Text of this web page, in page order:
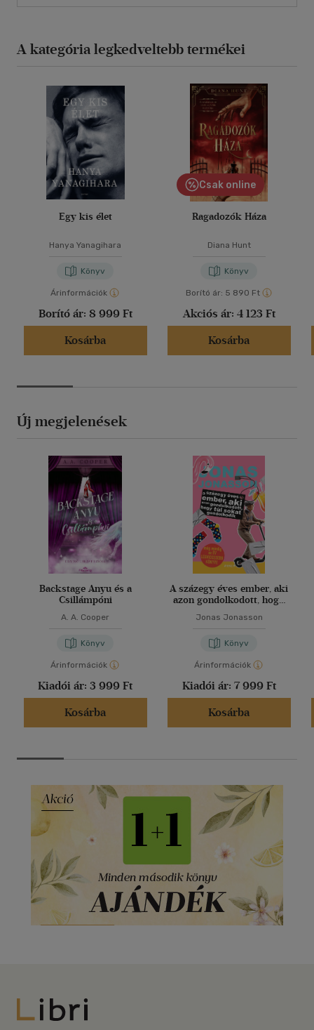
A kategória legkedveltebb termékei
Egy kis élet
Hanya Yanagihara
Könyv
Árinformációk
Borító ár: 8 999 Ft
Kosárba
Csak online
Ragadozók Háza
Diana Hunt
Könyv
Borító ár: 5 890 Ft
Akciós ár: 4 123 Ft
Kosárba
Új megjelenések
Backstage Anyu és a
Csillámpóni
A. A. Cooper
Könyv
Árinformációk
Kiadói ár: 3 999 Ft
Kosárba
A százegy éves ember, aki
azon gondolkodott, hogy
Jonas Jonasson
Könyv
Árinformációk
Kiadói ár: 7 999 Ft
Kosárba
Libri